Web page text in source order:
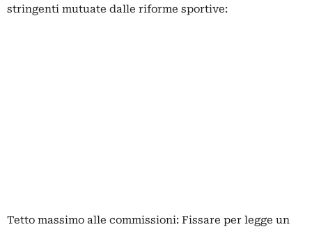
stringenti mutuate dalle riforme sportive:
Tetto massimo alle commissioni: Fissare per legge un